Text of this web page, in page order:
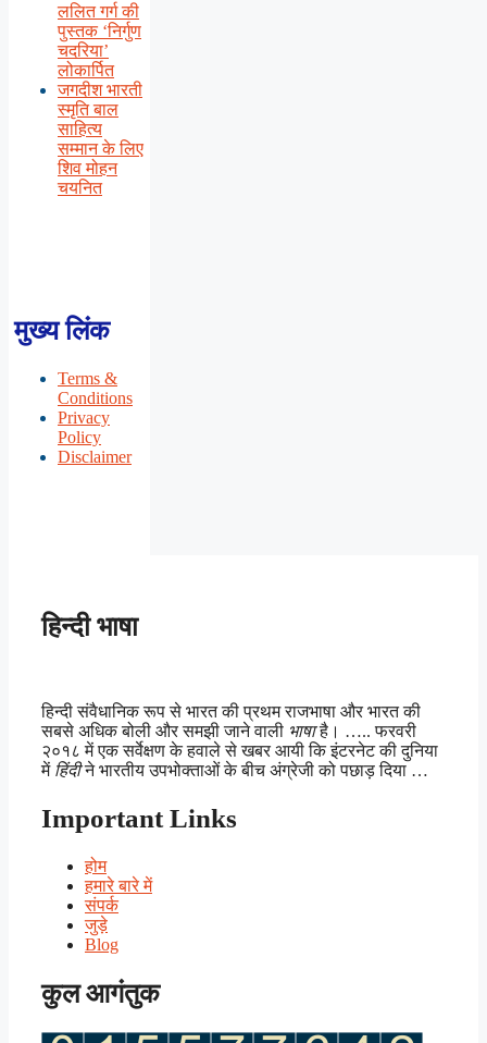
ललित गर्ग की
पुस्तक ‘निर्गुण
चदरिया’
लोकार्पित
जगदीश भारती
स्मृति बाल
साहित्य
सम्मान के लिए
शिव मोहन
चयनित
मुख्य लिंक
Terms &
Conditions
Privacy
Policy
Disclaimer
हिन्दी भाषा
हिन्दी संवैधानिक रूप से भारत की प्रथम राजभाषा और भारत की
सबसे अधिक बोली और समझी जाने वाली भाषाहै। ….. फरवरी
२०१८ में एक सर्वेक्षण के हवाले से खबर आयी कि इंटरनेट की दुनिया
में हिंदीने भारतीय उपभोक्ताओं के बीच अंग्रेजी को पछाड़ दिया …
Important Links
होम
हमारे बारे में
संपर्क
जुड़े
Blog
कुल आगंतुक